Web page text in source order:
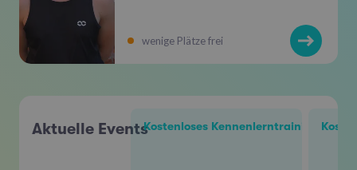
wenige Plätze frei
Aktuelle EventsKostenloses Kennenlerntraining mit